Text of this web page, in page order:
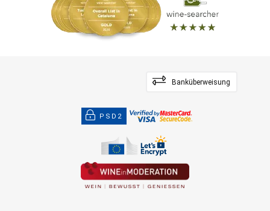
Banküberweisung
PSD2